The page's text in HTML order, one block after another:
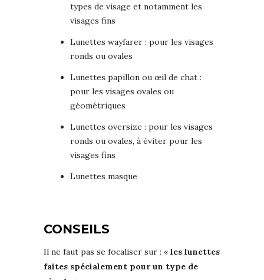
types de visage et notamment les
visages fins
Lunettes wayfarer : pour les visages
ronds ou ovales
Lunettes papillon ou œil de chat :
pour les visages ovales ou
géométriques
Lunettes oversize : pour les visages
ronds ou ovales, à éviter pour les
visages fins
Lunettes masque
CONSEILS
Il ne faut pas se focaliser sur : « les lunettes
faites spécialement pour un type de